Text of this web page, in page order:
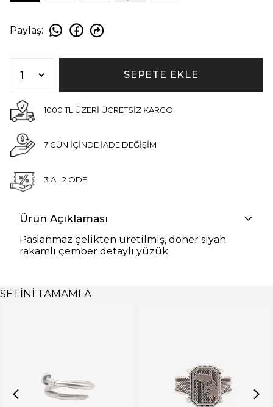
Paylaş:
SEPETE EKLE
1000 TL ÜZERİ ÜCRETSİZ KARGO
7 GÜN İÇİNDE İADE DEĞİŞİM
3 AL 2 ÖDE
Ürün Açıklaması
Paslanmaz çelikten üretilmiş, döner siyah
rakamlı çember detaylı yüzük.
SETİNİ TAMAMLA